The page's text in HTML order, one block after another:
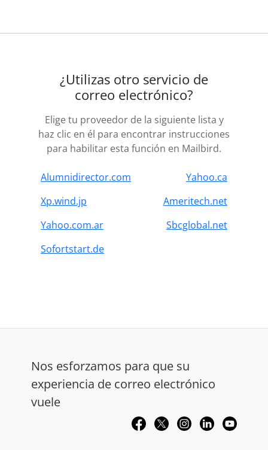
¿Utilizas otro servicio de
correo electrónico?
Elige tu proveedor de la siguiente lista y
haz clic en él para encontrar instrucciones
para habilitar esta función en Mailbird.
Alumnidirector.com
Yahoo.ca
Xp.wind.jp
Ameritech.net
Yahoo.com.ar
Sbcglobal.net
Sofortstart.de
Nos esforzamos para que su
experiencia de correo electrónico
vuele